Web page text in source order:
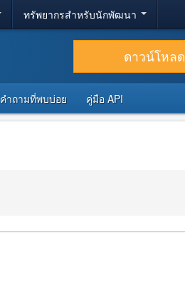
ทรัพยากรสำหรับนักพัฒนา
ดาวน์โหลด
คำถามที่พบบ่อย คู่มือ API